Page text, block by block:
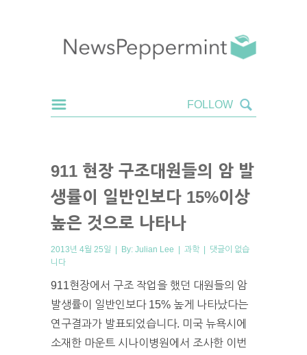
911 현장 구조대원들의 암 발
생률이 일반인보다 15%이상
높은 것으로 나타나
2013년 4월 25일 | By: Julian Lee | 과학 | 댓글이 없습
니다
911현장에서 구조 작업을 했던 대원들의 암
발생률이 일반인보다 15% 높게 나타났다는
연구결과가 발표되었습니다. 미국 뉴욕시에
소재한 마운트 시나이병원에서 조사한 이번